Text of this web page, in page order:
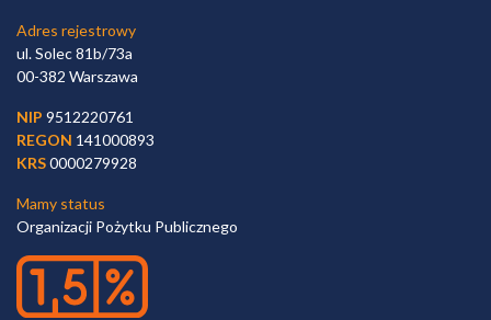
Adres rejestrowy
ul. Solec 81b/73a
00-382 Warszawa
NIP 9512220761
REGON 141000893
KRS0000279928
Mamy status
Organizacji Pożytku Publicznego